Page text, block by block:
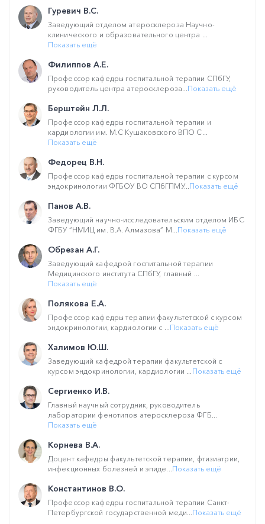
Гуревич В.С.
Заведующий отделом атеросклероза Научно-
клинического и образовательного центра ...
Показать ещё
Филиппов А.Е.
Профессор кафедры госпитальной терапии СПбГУ,
руководитель центра атеросклероза...Показать ещё
Берштейн Л.Л.
Профессор кафедры госпитальной терапии и
кардиологии им. М.С Кушаковского ВПО С...
Показать ещё
Федорец В.Н.
Профессор кафедры госпитальной терапии с курсом
эндокринологии ФГБОУ ВО СПбГПМУ...Показать ещё
Панов А.В.
Заведующий научно-исследовательским отделом ИБС
ФГБУ “НМИЦ им. В.А. Алмазова” М...Показать ещё
Обрезан А.Г.
Заведующий кафедрой госпитальной терапии
Медицинского института СПбГУ, главный ...
Показать ещё
Полякова Е.А.
Профессор кафедры терапии факультетской с курсом
эндокринологии, кардиологии с ...Показать ещё
Халимов Ю.Ш.
Заведующий кафедрой терапии факультетской с
курсом эндокринологии, кардиологии ... Показать ещё
Сергиенко И.В.
Главный научный сотрудник, руководитель
лаборатории фенотипов атеросклероза ФГБ...
Показать ещё
Корнева В.А.
Доцент кафедры факультетской терапии, фтизиатрии,
инфекционных болезней и эпиде...Показать ещё
Константинов В.О.
Профессор кафедры госпитальной терапии Санкт-
Петербургской государственной меди...Показать ещё